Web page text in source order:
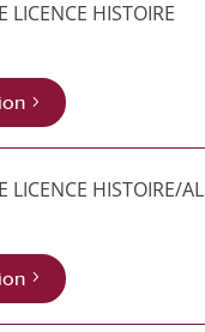
LICENCE HISTOIRE
LICENCE HISTOIRE/